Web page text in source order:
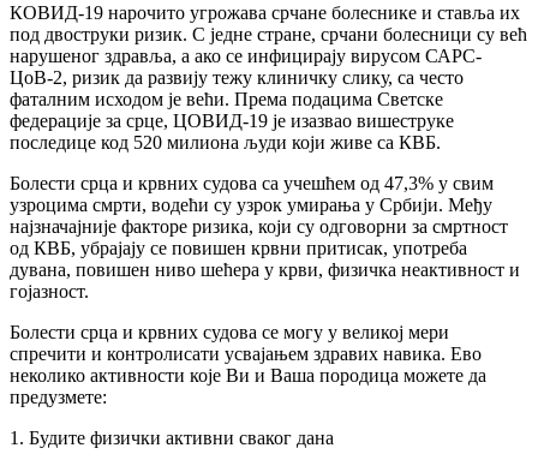
КОВИД-19 нарочито угрожава срчане болеснике и ставља их
под двоструки ризик. С једне стране, срчани болесници су већ
нарушеног здравља, а ако се инфицирају вирусом САРС-
ЦоВ-2, ризик да развију тежу клиничку слику, са често
фаталним исходом је већи. Према подацима Светске
федерације за срце, ЦОВИД-19 је изазвао вишеструке
последице код 520 милиона људи који живе са КВБ.
Болести срца и крвних судова са учешћем од 47,3% у свим
узроцима смрти, водећи су узрок умирања у Србији. Међу
најзначајније факторе ризика, који су одговорни за смртност
од КВБ, убрајају се повишен крвни притисак, употреба
дувана, повишен ниво шећера у крви, физичка неактивност и
гојазност.
Болести срца и крвних судова се могу у великој мери
спречити и контролисати усвајањем здравих навика. Ево
неколико активности које Ви и Ваша породица можете да
предузмете:
1. Будите физички активни сваког дана